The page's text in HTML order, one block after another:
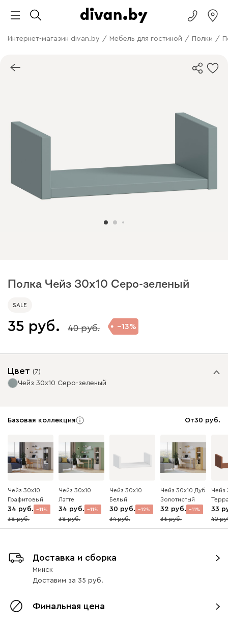
Интернет-магазин divan.by / Мебель для гостиной / Полки /
Полка Чейз 30x10 Серо-зеленый
SALE
35 40 13
Цвет (7)
Чейз 30x10 Серо-зеленый
Базовая коллекция От30
Чейз 30x10
Графитовый
34 11
38
Чейз 30x10
Латте
34 11
38
Чейз 30x10
Белый
30 12
34
Чейз 30x10 Дуб
Золотистый
32 11
36
Чейз
33
40
Доставка и сборка
Минск
Доставим за 35
Финальная цена